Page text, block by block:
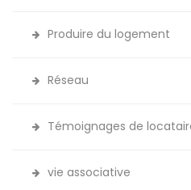
Produire du logement
Réseau
Témoignages de
vie associative